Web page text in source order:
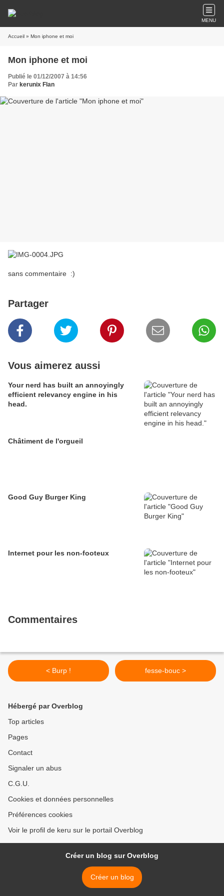
MENU
Accueil » Mon iphone et moi
Mon iphone et moi
Publié le 01/12/2007 à 14:56
Par kerunix Flan
sans commentaire :)
Partager
Vous aimerez aussi
Your nerd has built an annoyingly
efficient relevancy engine in his
head.
Châtiment de l'orgueil
Good Guy Burger King
Internet pour les non-footeux
Commentaires
< Burp ! fesse-bouc >
Hébergé par Overblog
Top articles
Pages
Contact
Signaler un abus
C.G.U.
Cookies et données personnelles
Préférences cookies
Voir le profil de keru sur le portail Overblog
Créer un blog sur Overblog
Créer un blog